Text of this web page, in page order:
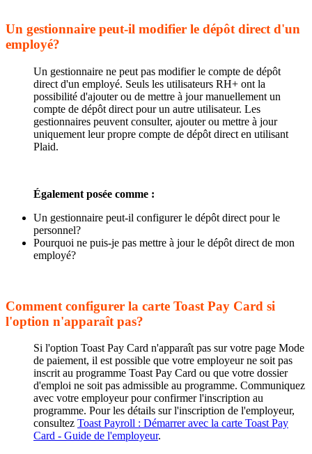
Un gestionnaire peut-il modifier le dépôt direct d'un
employé?
Un gestionnaire ne peut pas modifier le compte de dépôt
direct d'un employé. Seuls les utilisateurs RH+ ont la
possibilité d'ajouter ou de mettre à jour manuellement un
compte de dépôt direct pour un autre utilisateur. Les
gestionnaires peuvent consulter, ajouter ou mettre à jour
uniquement leur propre compte de dépôt direct en utilisant
Plaid.
Également posée comme :
Un gestionnaire peut-il configurer le dépôt direct pour le
personnel?
Pourquoi ne puis-je pas mettre à jour le dépôt direct de mon
employé?
Comment configurer la carte Toast Pay Card si
l'option n'apparaît pas?
Si l'option Toast Pay Card n'apparaît pas sur votre page Mode
de paiement, il est possible que votre employeur ne soit pas
inscrit au programme Toast Pay Card ou que votre dossier
d'emploi ne soit pas admissible au programme. Communiquez
avec votre employeur pour confirmer l'inscription au
programme. Pour les détails sur l'inscription de l'employeur,
consultez Toast Payroll : Démarrer avec la carte Toast Pay
Card - Guide de l'employeur.